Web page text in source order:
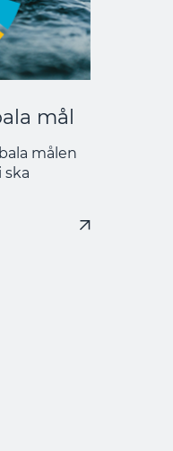
mål
målen
ska